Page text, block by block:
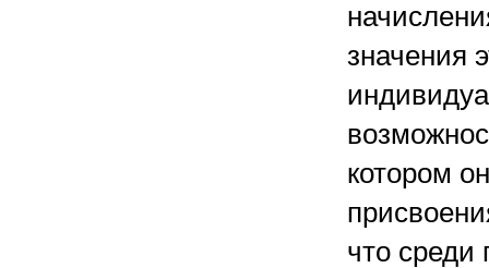
значения
котором
что среди